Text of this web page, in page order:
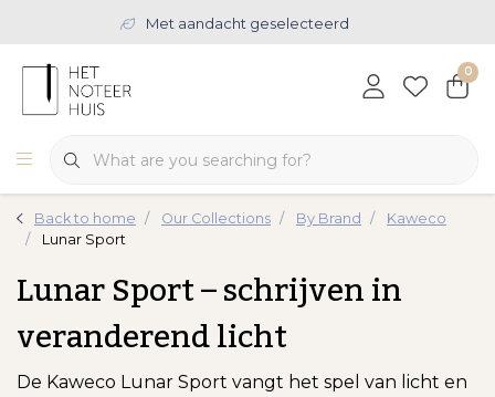
Met aandacht geselecteerd
0
Back to home Our Collections By Brand
Kaweco
Lunar Sport
Lunar Sport – schrijven in
veranderend licht
De Kaweco Lunar Sport vangt het spel van licht en